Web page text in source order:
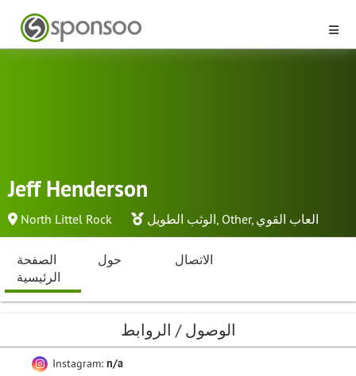
Jeff Henderson
North Littel Rock الوثب الطويل, Other, العاب القوي
الصفحة
الرئيسية
حول الاتصال
الوصول / الروابط
Instagram: n/a